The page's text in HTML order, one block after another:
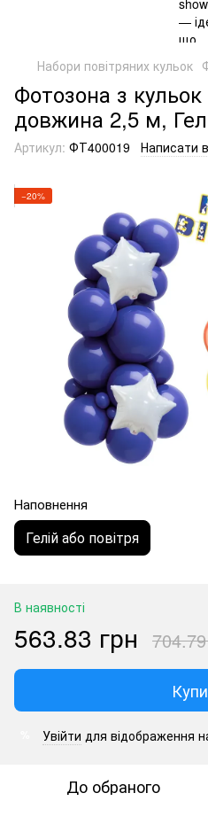
Набори повітряних кульок
Фотозона з кульок
довжина 2,5 м,
Артикул: ФТ400019 Написати
−20%
Наповнення
Гелій або повітря
В наявності
563.83 грн
Увійти для відображення
До обраного